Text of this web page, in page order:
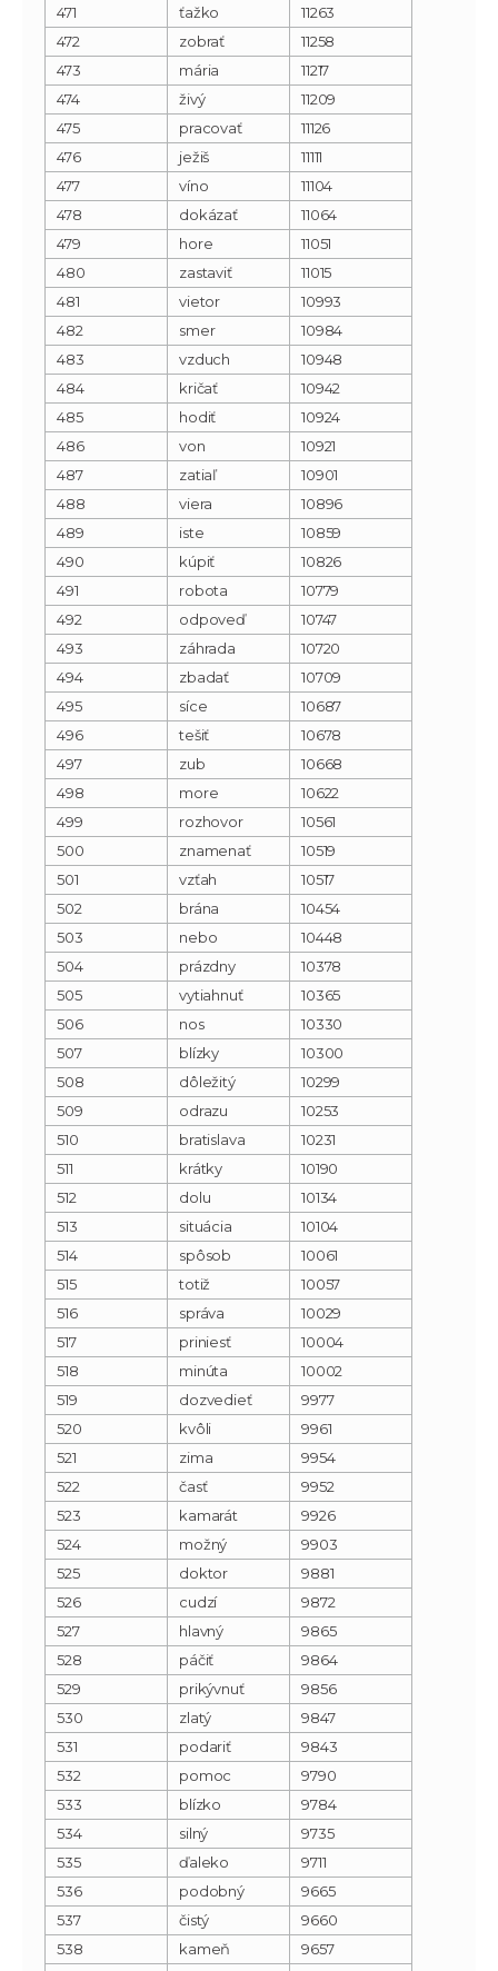
471
ťažko
11263
472
zobrať
11258
473
mária
11217
474
živý
11209
475
pracovať
11126
476
ježiš
11111
477
víno
11104
478
dokázať
11064
479
hore
11051
480
zastaviť
11015
481
vietor
10993
482
smer
10984
483
vzduch
10948
484
kričať
10942
485
hodiť
10924
486
von
10921
487
zatiaľ
10901
488
viera
10896
489
iste
10859
490
kúpiť
10826
491
robota
10779
492
odpoveď
10747
493
záhrada
10720
494
zbadať
10709
495
síce
10687
496
tešiť
10678
497
zub
10668
498
more
10622
499
rozhovor
10561
500
znamenať
10519
501
vzťah
10517
502
brána
10454
503
nebo
10448
504
prázdny
10378
505
vytiahnuť
10365
506
nos
10330
507
blízky
10300
508
dôležitý
10299
509
odrazu
10253
510
bratislava
10231
511
krátky
10190
512
dolu
10134
513
situácia
10104
514
spôsob
10061
515
totiž
10057
516
správa
10029
517
priniesť
10004
518
minúta
10002
519
dozvedieť
9977
520
kvôli
9961
521
zima
9954
522
časť
9952
523
kamarát
9926
524
možný
9903
525
doktor
9881
526
cudzí
9872
527
hlavný
9865
528
páčiť
9864
529
prikývnuť
9856
530
zlatý
9847
531
podariť
9843
532
pomoc
9790
533
blízko
9784
534
silný
9735
535
ďaleko
9711
536
podobný
9665
537
čistý
9660
538
kameň
9657